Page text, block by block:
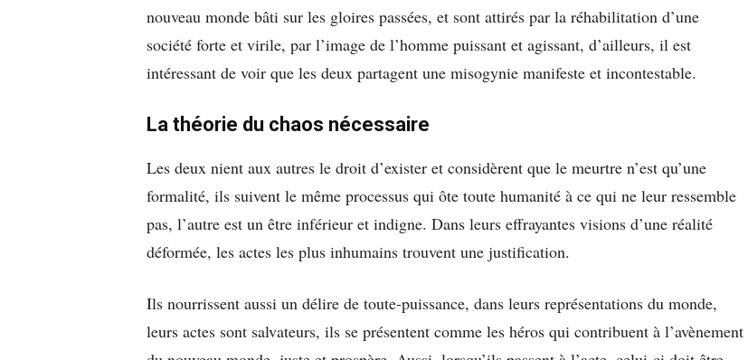
nouveau monde bâti sur les gloires passées, et sont attirés par la réhabilitation d’une
société forte et virile, par l’image de l’homme puissant et agissant, d’ailleurs, il est
intéressant de voir que les deux partagent une misogynie manifeste et incontestable.
La théorie du chaos nécessaire
Les deux nient aux autres le droit d’exister et considèrent que le meurtre n’est qu’une
formalité, ils suivent le même processus qui ôte toute humanité à ce qui ne leur ressemble
pas, l’autre est un être inférieur et indigne. Dans leurs effrayantes visions d’une réalité
déformée, les actes les plus inhumains trouvent une justification.
Ils nourrissent aussi un délire de toute-puissance, dans leurs représentations du monde,
leurs actes sont salvateurs, ils se présentent comme les héros qui contribuent à l’avènement